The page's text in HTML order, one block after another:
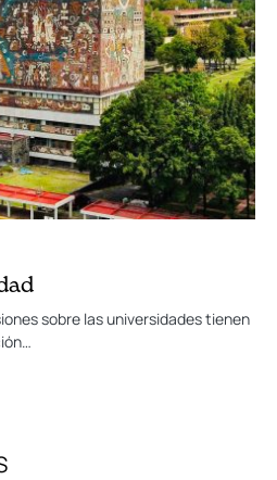
sobre las universidades tienen